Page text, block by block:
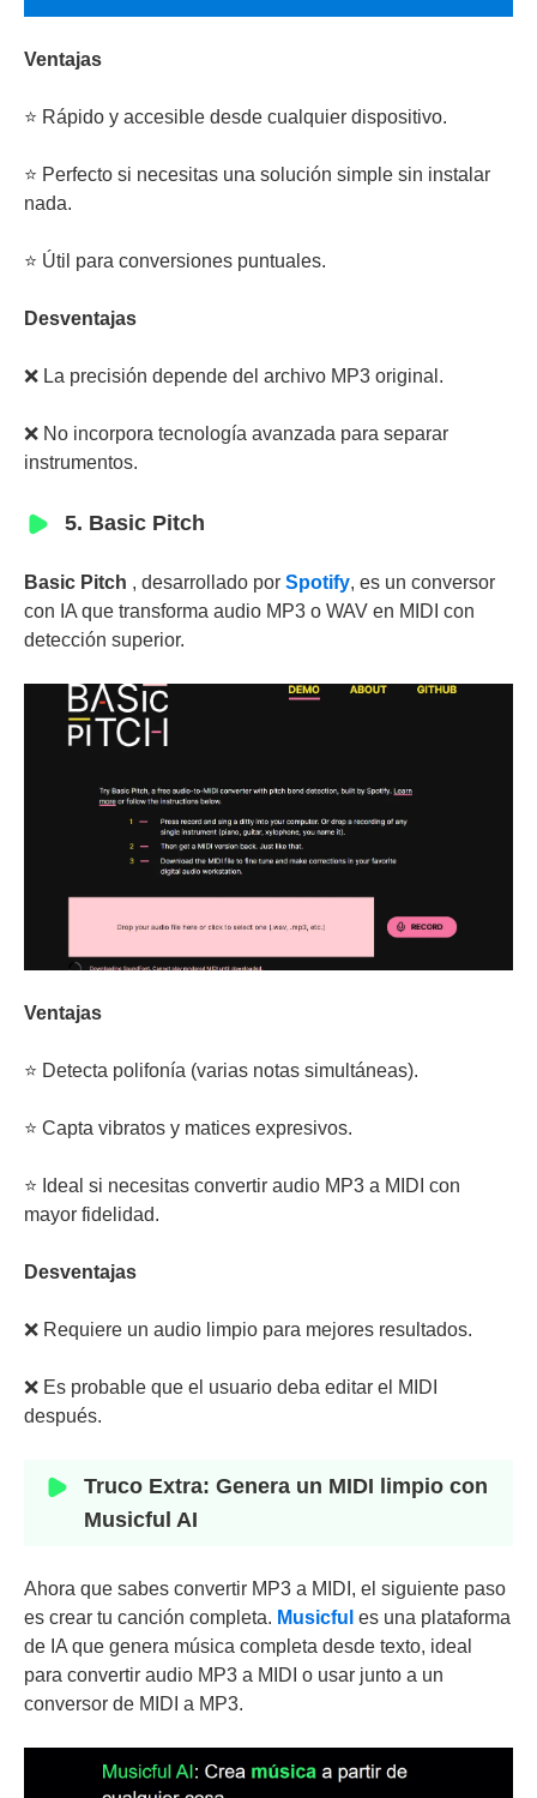
Ventajas
⭐ Rápido y accesible desde cualquier dispositivo.
⭐ Perfecto si necesitas una solución simple sin instalar
nada.
⭐ Útil para conversiones puntuales.
Desventajas
❌ La precisión depende del archivo MP3 original.
❌ No incorpora tecnología avanzada para separar
instrumentos.
5. Basic Pitch
Basic Pitch , desarrollado por Spotify, es un conversor
con IA que transforma audio MP3 o WAV en MIDI con
detección superior.
Ventajas
⭐ Detecta polifonía (varias notas simultáneas).
⭐ Capta vibratos y matices expresivos.
⭐ Ideal si necesitas convertir audio MP3 a MIDI con
mayor fidelidad.
Desventajas
❌ Requiere un audio limpio para mejores resultados.
❌ Es probable que el usuario deba editar el MIDI
después.
Truco Extra: Genera un MIDI limpio con
Musicful AI
Ahora que sabes convertir MP3 a MIDI, el siguiente paso
es crear tu canción completa. Musicful es una plataforma
de IA que genera música completa desde texto, ideal
para convertir audio MP3 a MIDI o usar junto a un
conversor de MIDI a MP3.